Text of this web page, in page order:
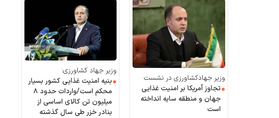
وزیر جهادکشاورزی در نشست
فائو:
تجاوز آمریکا بر امنیت غذایی
جهان و منطقه سایه انداخته
است
وزیر جهاد کشاورزی:
بنیه امنیت غذایی کشور بسیار
محکم است/واردات حدود ۸
میلیون تن کالای اساسی از
بنادر خزر طی سال گذشته